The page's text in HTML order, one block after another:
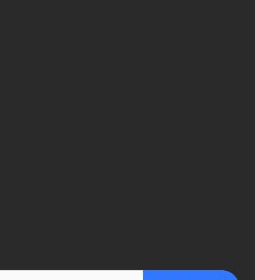
εξελιγμένοι αλγόριθμοι και τα φίλτρα
που λαμβάνει το κάθε AirPod,